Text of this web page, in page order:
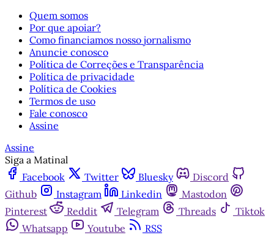
Quem somos
Por que apoiar?
Como financiamos nosso jornalismo
Anuncie conosco
Política de Correções e Transparência
Política de privacidade
Política de Cookies
Termos de uso
Fale conosco
Assine
Assine
Siga a Matinal
Facebook
Twitter Bluesky
Discord
Github
Instagram Linkedin
Mastodon
Pinterest
Reddit Telegram Threads
Tiktok
Whatsapp
Youtube
RSS